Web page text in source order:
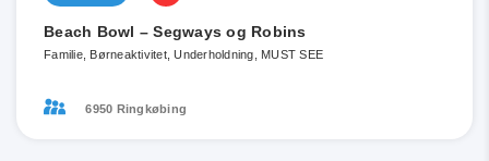
Beach Bowl – Segways og Robins
Familie, Børneaktivitet, Underholdning, MUST SEE
6950 Ringkøbing